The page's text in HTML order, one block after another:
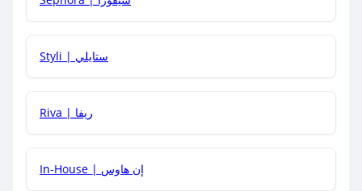
هل يمكنني جمع كود خصم مع العروض الأخرى؟
Styli | ستايلي
Riva | ريفا
In-House | إن هاوس